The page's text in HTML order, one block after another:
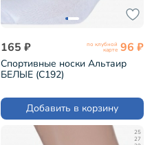
165 ₽ по клубной
карте 96 ₽
Спортивные носки Альтаир
БЕЛЫЕ (С192)
Добавить в корзину
25
27